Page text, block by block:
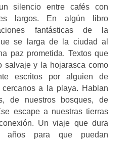
silencio entre cafés con
largos. En algún libro
fantásticas de la
se larga de la ciudad al
paz prometida. Textos que
salvaje y la hojarasca como
escritos por alguien de
a la playa. Hablan
de nuestros bosques, de
escape a nuestras tierras
Un viaje que dura
años para que puedan